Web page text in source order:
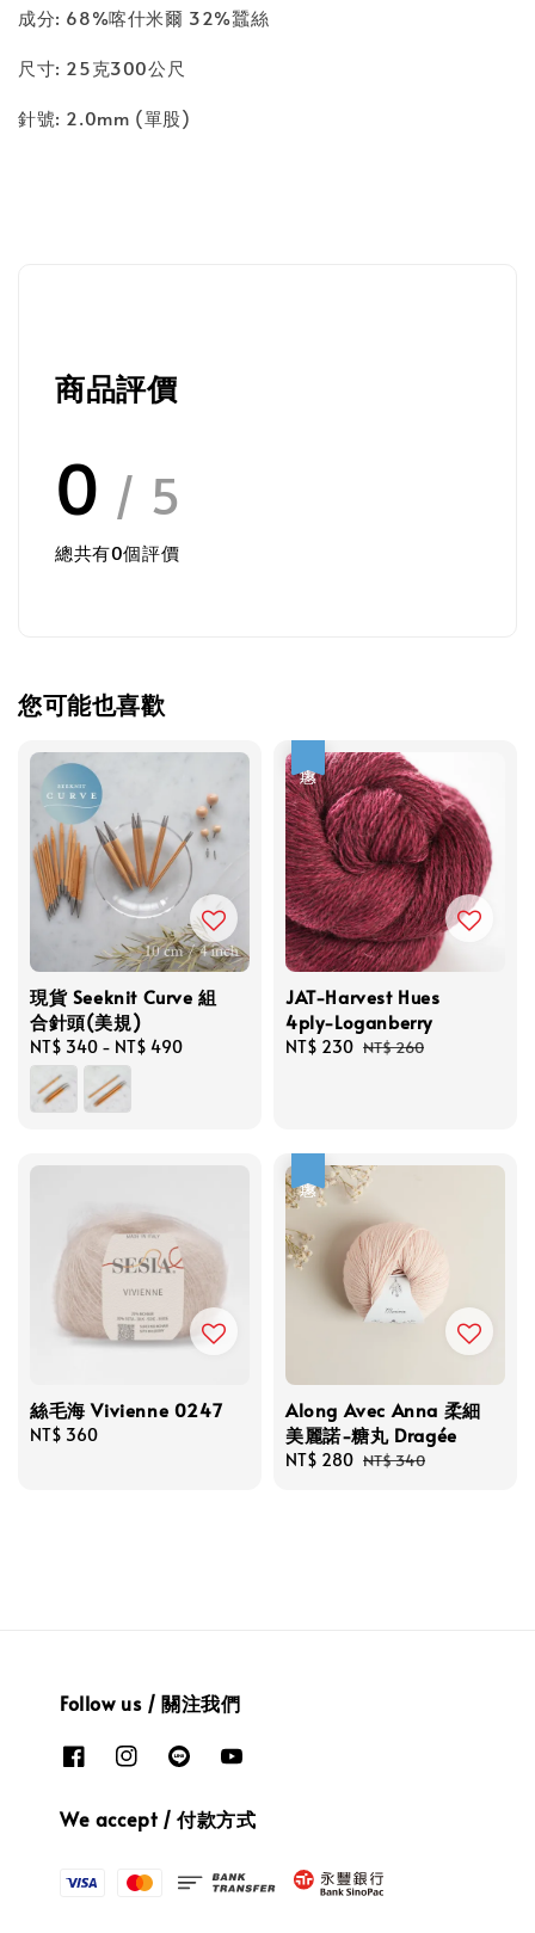
成分: 68%喀什米爾 32%蠶絲
尺寸: 25克300公尺
針號: 2.0mm (單股)
商品評價
0 / 5
總共有0個評價
您可能也喜歡
現貨 Seeknit Curve 組
合針頭(美規)
Regular
price
NT$ 340 - NT$ 490
JAT-Harvest Hues
4ply-Loganberry
Sale
NT$ 230 Regular
NT$ 260
絲毛海 Vivienne 0247
Regular
NT$ 360
Along Avec Anna 柔細
美麗諾-糖丸 Dragée
Sale
NT$ 280 Regular
NT$ 340
Follow us / 關注我們
We accept / 付款方式